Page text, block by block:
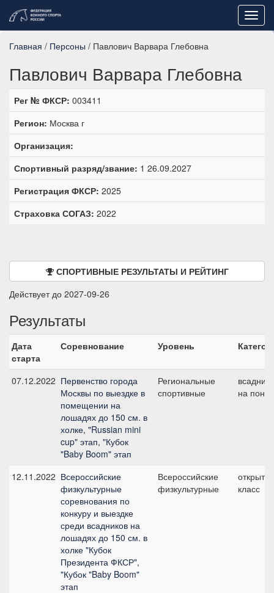
Главная / Персоны / Павлович Варвара Глебовна
Павлович Варвара Глебовна
Рег № ФКСР: 003411
Регион: Москва г
Организация:
Спортивный разряд/звание: 1 26.09.2027
Регистрация ФКСР: 2025
Страховка СОГАЗ: 2022
СПОРТИВНЫЕ РЕЗУЛЬТАТЫ И РЕЙТИНГ
Действует до 2027-09-26
Результаты
Дата
старта
Соревнование Уровень
07.12.2022 Первенство города
Москвы по выездке в
помещении на
лошадях до 150 см. в
холке, "Russian mini
cup" этап, "Кубок
"Baby Boom" этап
Региональные
спортивные
всадники
на пони
12.11.2022 Всероссийские
физкультурные
соревнования по
конкуру и выездке
среди всадников на
лошадях до 150 см. в
холке "Кубок
Президента ФКСР",
"Кубок "Baby Boom"
этап
Всероссийские
физкультурные
класс